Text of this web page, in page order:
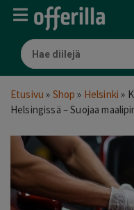
Etusivu » Shop » Helsinki »
Helsingissä – Suojaa